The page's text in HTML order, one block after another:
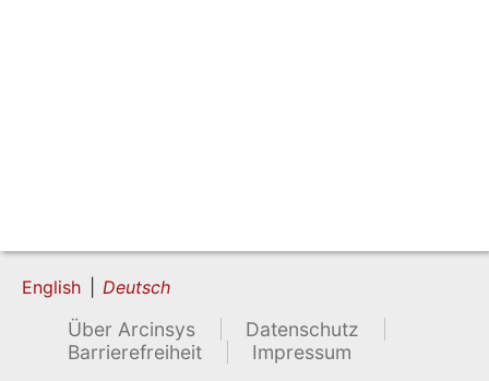
English Deutsch
Über Arcinsys
Datenschutz
Barrierefreiheit
Impressum